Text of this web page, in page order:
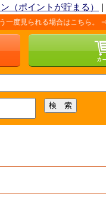
（ポイントが貯まる） |
る場合はこちら。 ⇒ 閲覧履歴